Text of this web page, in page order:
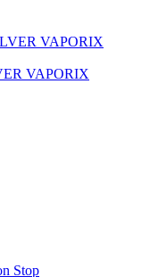
VAPORIX